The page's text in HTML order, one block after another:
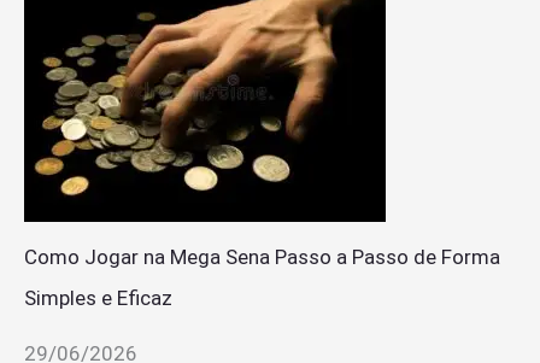
Como Jogar na Mega Sena Passo a Passo de Forma
Simples e Eficaz
29/06/2026